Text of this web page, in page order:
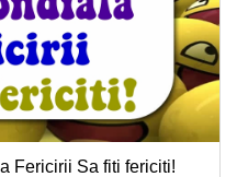
Fericirii Sa fiti fericiti!